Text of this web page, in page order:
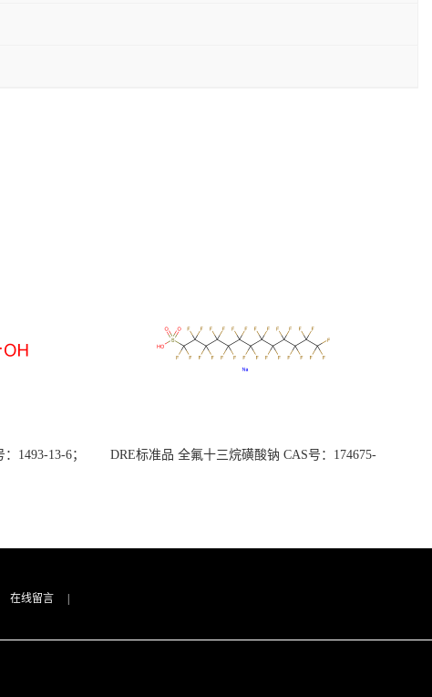
1493-13-6；
DRE标准品 全氟十三烷磺酸钠 CAS号：174675-
在线留言 |